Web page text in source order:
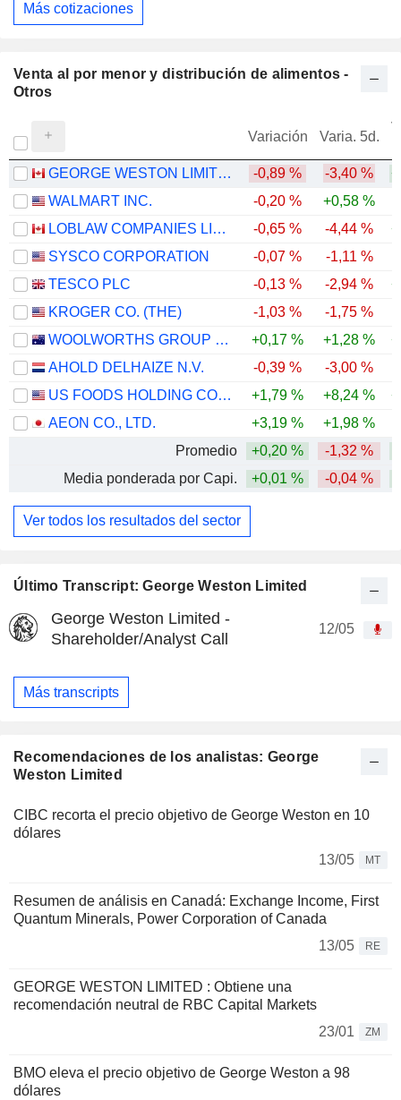
Último Transcript: George Weston Limited
George Weston Limited -
Shareholder/Analyst Call
12/05
Más transcripts
Recomendaciones de los analistas: George
Weston Limited
CIBC recorta el precio objetivo de George Weston en 10
dólares
13/05
MT
Resumen de análisis en Canadá: Exchange Income, First
Quantum Minerals, Power Corporation of Canada
13/05
RE
GEORGE WESTON LIMITED : Obtiene una
recomendación neutral de RBC Capital Markets
23/01
ZM
BMO eleva el precio objetivo de George Weston a 98
dólares
Más cotizaciones
Venta al por menor y distribución de alimentos -
Otros
Variación Varia. 5d.
GEORGE WESTON LIMITED -0,89 % -3,40 %
WALMART INC.
-0,20 % +0,58 %
LOBLAW COMPANIES LIMITED
-0,65 % -4,44 %
SYSCO CORPORATION
-0,07 % -1,11 %
TESCO PLC
-0,13 % -2,94 %
KROGER CO. (THE)
-1,03 % -1,75 %
WOOLWORTHS GROUP LIMITED
+0,17 % +1,28 %
AHOLD DELHAIZE N.V.
-0,39 % -3,00 %
US FOODS HOLDING CORP.
+1,79 % +8,24 %
AEON CO., LTD.
+3,19 % +1,98 %
Promedio
+0,20 % -1,32 %
Media ponderada por Capi.
+0,01 % -0,04 %
Ver todos los resultados del sector